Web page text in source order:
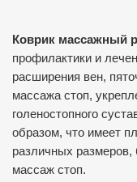
Коврик массажный
профилактики и
расширения вен,
массажа стоп,
голеностопного
образом, что имеет
различных
массаж стоп.